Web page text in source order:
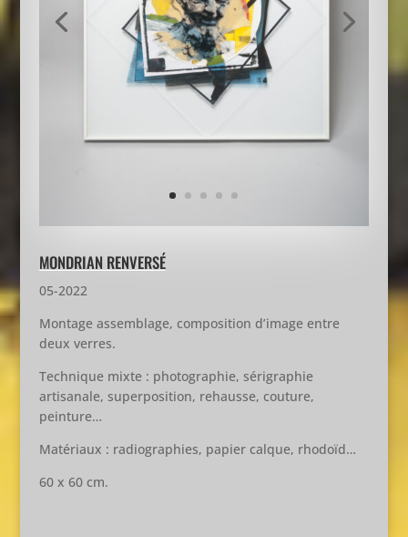
MONDRIAN RENVERSÉ
05-2022
Montage assemblage, composition d’image entre
deux verres.
Technique mixte : photographie, sérigraphie
artisanale, superposition, rehausse, couture,
peinture…
Matériaux : radiographies, papier calque, rhodoïd…
60 x 60 cm.